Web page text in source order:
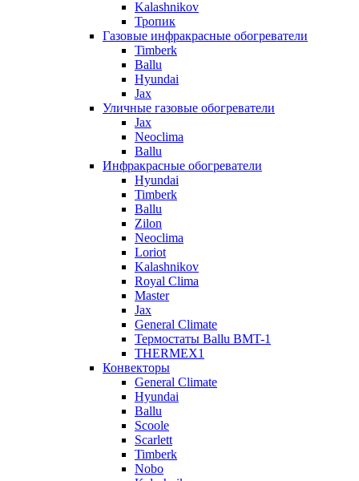
Kalashnikov
Тропик
Газовые инфракрасные обогреватели
Timberk
Ballu
Hyundai
Jax
Уличные газовые обогреватели
Jax
Neoclima
Ballu
Инфракрасные обогреватели
Hyundai
Timberk
Ballu
Zilon
Neoclima
Loriot
Kalashnikov
Royal Clima
Master
Jax
General Climate
Термостаты Ballu BMT-1
THERMEX1
Конвекторы
General Climate
Hyundai
Ballu
Scoole
Scarlett
Timberk
Nobo